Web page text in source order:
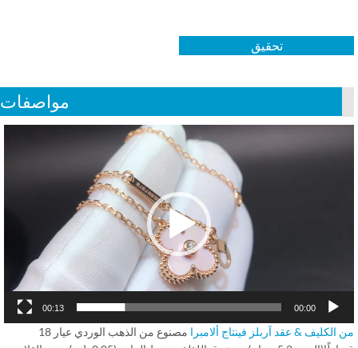
تحقيق
مواصفات
00:00
00:13
الكليف & عقد آربلز فينتاج ألامبرا
مصنوع من الذهب الوردي عيار 18